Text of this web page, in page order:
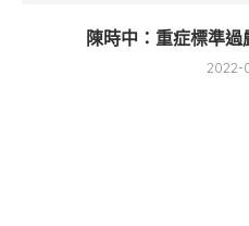
陳時中：重症標準
2022-